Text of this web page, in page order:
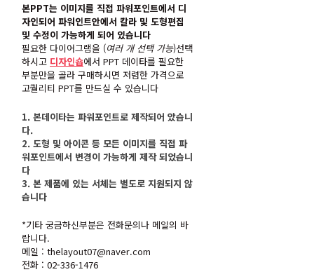
본PPT는 이미지를 직접 파워포인트에서 디
자인되어 파워인트안에서 칼라 및 도형편집
및 수정이 가능하게 되어 있습니다
필요한 다이어그램을 (여러 개 선택 가능)선택
하시고 디자인숍에서 PPT 데이타를 필요한
부분만을 골라 구매하시면 저렴한 가격으로
고퀄리티 PPT를 만드실 수 있습니다
1. 본데이타는 파워포인트로 제작되어 았습니
다.
2. 도형 및 아이콘 등 모든 이미지를 직접 파
워포인트에서 변경이 가능하게 제작 되었습니
다
3. 본 제품에 있는 서체는 별도로 지원되지 않
습니다
*기타 궁금하신부분은 전화문의나 메일의 바
랍니다.
메일 : thelayout07@naver.com
전화 : 02-336-1476